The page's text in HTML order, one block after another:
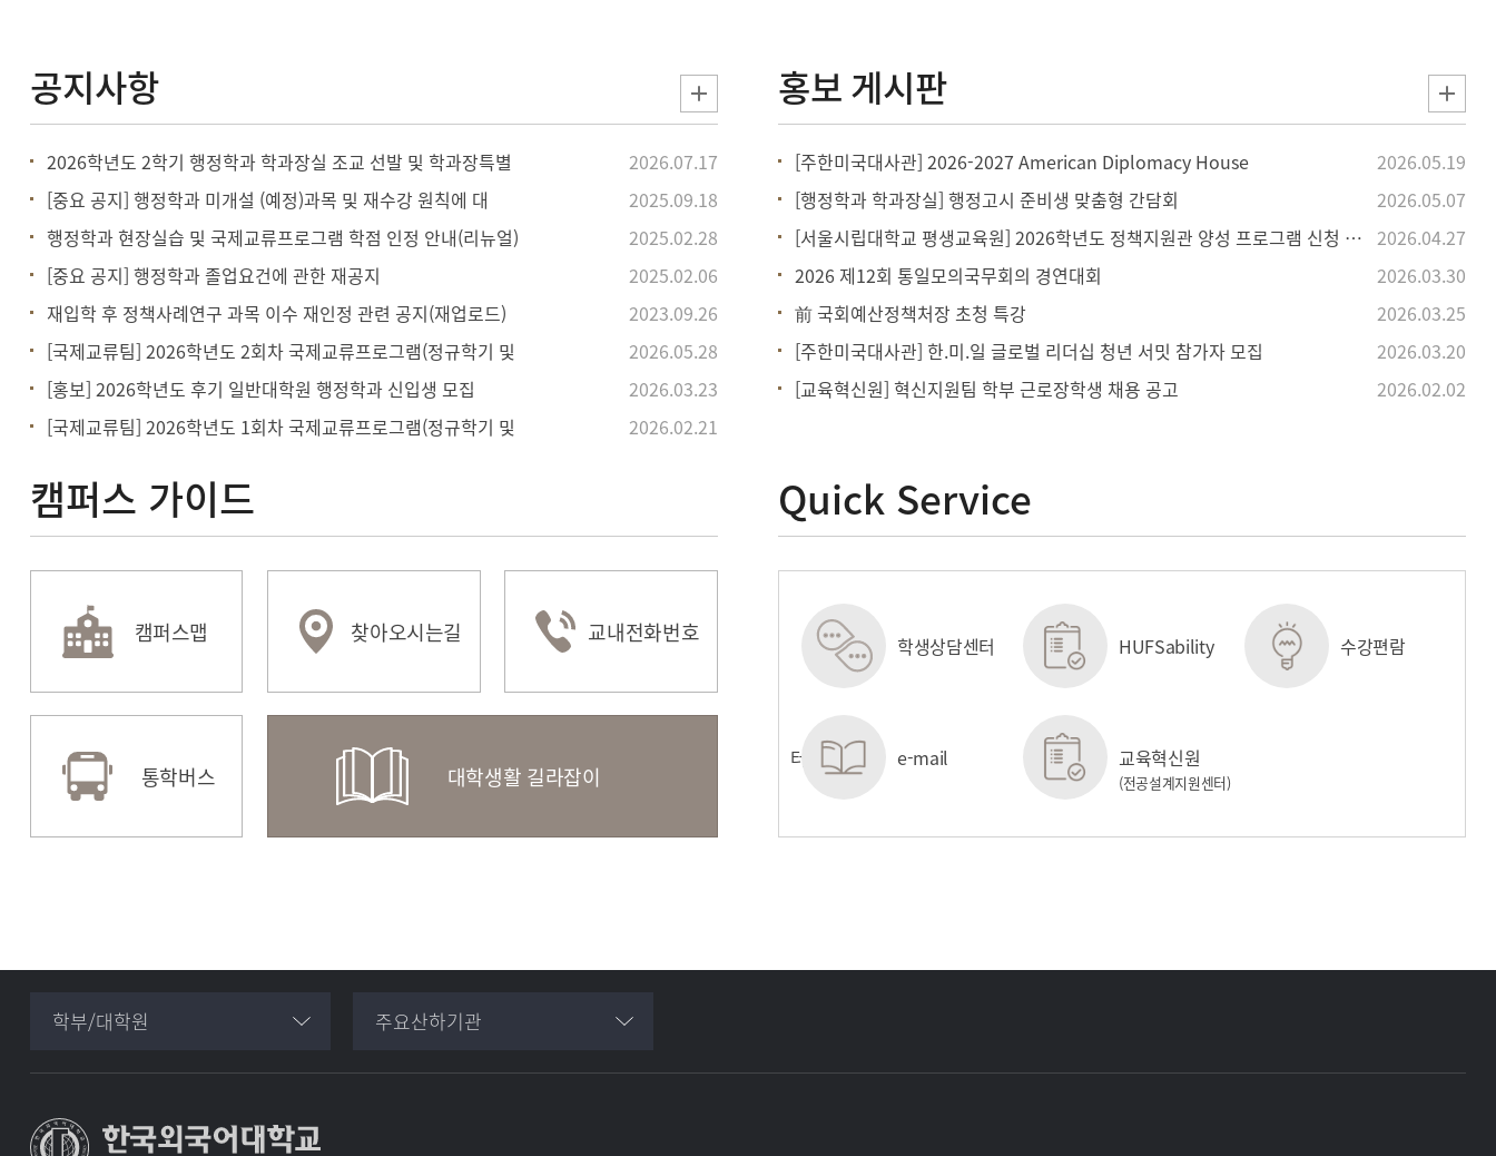
2026학년도 2학기 행정학과 학과장실 조교 선발 및 학과장특별
2026.07.17
[중요 공지] 행정학과 미개설 (예정)과목 및 재수강 원칙에 대
2025.09.18
행정학과 현장실습 및 국제교류프로그램 학점 인정 안내(리뉴얼)
2025.02.28
[중요 공지] 행정학과 졸업요건에 관한 재공지
2025.02.06
재입학 후 정책사례연구 과목 이수 재인정 관련 공지(재업로드)
2023.09.26
[국제교류팀] 2026학년도 2회차 국제교류프로그램(정규학기 및
2026.05.28
[홍보] 2026학년도 후기 일반대학원 행정학과 신입생 모집
2026.03.23
[국제교류팀] 2026학년도 1회차 국제교류프로그램(정규학기 및
2026.02.21
[주한미국대사관] 2026-2027 American Diplomacy House
2026.05.19
[행정학과 학과장실] 행정고시 준비생 맞춤형 간담회
2026.05.07
[서울시립대학교 평생교육원] 2026학년도 정책지원관 양성 프로그램 신청 안내 2026.04.27
2026 제12회 통일모의국무회의 경연대회
2026.03.30
前 국회예산정책처장 초청 특강
2026.03.25
[주한미국대사관] 한.미.일 글로벌 리더십 청년 서밋 참가자 모집
2026.03.20
[교육혁신원] 혁신지원팀 학부 근로장학생 채용 공고
2026.02.02
캠퍼스 가이드
캠퍼스맵 찾아오시는길 교내전화번호
통학버스 대학생활 길라잡이
Quick Service
HUFSability
교육혁신원
(전공설계지원센터)
종합정보시스템 e-class
원스톱서비스센터
학생상담센터
e-mail
HUFSability
교육혁신원
(전공설계지원센터)
수강편람
학부/대학원 주요산하기관